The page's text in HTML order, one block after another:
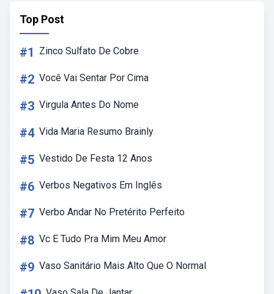
Top Post
#1 Zinco Sulfato De Cobre
#2 Você Vai Sentar Por Cima
#3 Virgula Antes Do Nome
#4 Vida Maria Resumo Brainly
#5 Vestido De Festa 12 Anos
#6 Verbos Negativos Em Inglês
#7 Verbo Andar No Pretérito Perfeito
#8 Vc E Tudo Pra Mim Meu Amor
#9 Vaso Sanitário Mais Alto Que O Normal